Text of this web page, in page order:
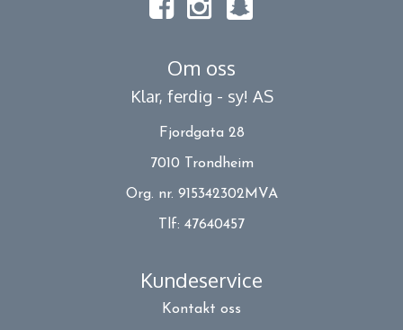
Om oss
Klar, ferdig - sy! AS
Fjordgata 28
7010 Trondheim
Org. nr. 915342302MVA
Tlf: 47640457
Kundeservice
Kontakt oss